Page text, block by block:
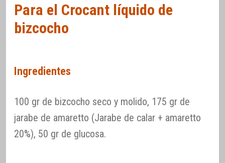
Para el Crocant líquido de
bizcocho
Ingredientes
100 gr de bizcocho seco y molido, 175 gr de
jarabe de amaretto (Jarabe de calar + amaretto
20%), 50 gr de glucosa.